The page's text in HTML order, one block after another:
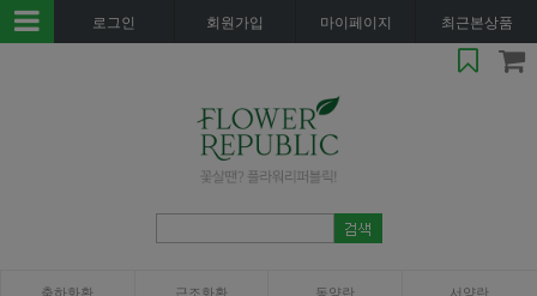
로그인 회원가입 마이페이지 최근본상품
축하화환 근조화환 동양란 서양란